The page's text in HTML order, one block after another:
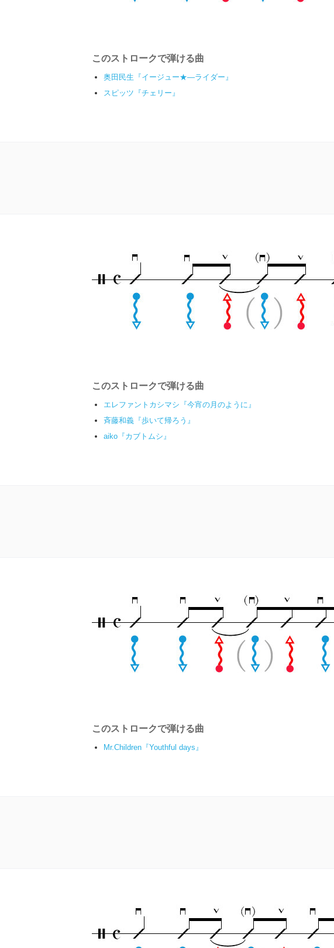
このストロークで弾ける曲
奥田民生『イージュー★―ライダー』
スピッツ『チェリー』
このストロークで弾ける曲
エレファントカシマシ『今宵の月のように』
斉藤和義『歩いて帰ろう』
aiko『カブトムシ』
このストロークで弾ける曲
Mr.Children『Youthful days』